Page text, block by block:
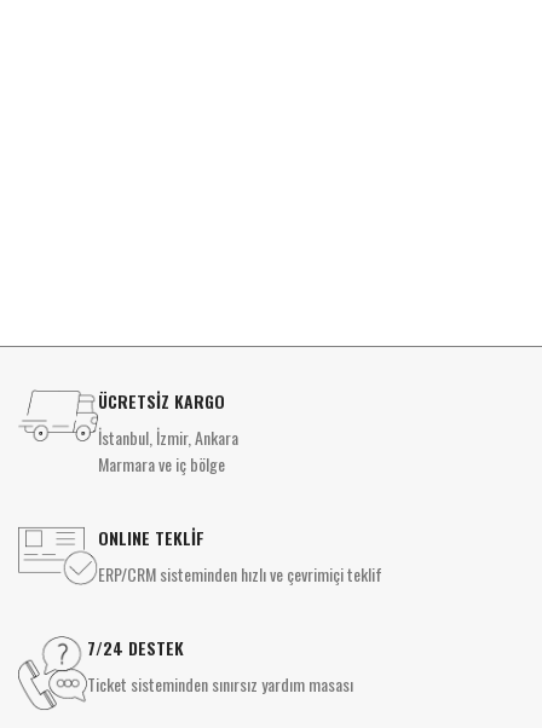
ÜCRETSİZ KARGO
İstanbul, İzmir, Ankara
Marmara ve iç bölge
ONLINE TEKLİF
ERP/CRM sisteminden hızlı ve çevrimiçi teklif
7/24 DESTEK
Ticket sisteminden sınırsız yardım masası